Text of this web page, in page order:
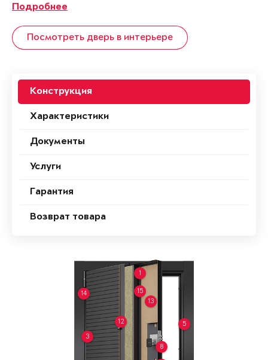
Подробнее
Посмотреть дверь в интерьере
Конструкция
Характеристики
Документы
Услуги
Гарантия
Возврат товара
1
3
5
8
12
13
14 15